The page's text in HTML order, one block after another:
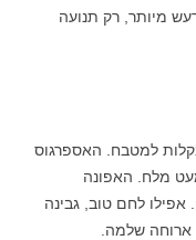
מיותר, רק תנועה
למטבח. האספרגוס
מלח. האפונה
לחם טוב, גבינה
ארוחה שלמה.